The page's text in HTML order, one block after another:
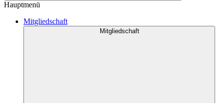
Hauptmenü
Mitgliedschaft
Mitgliedschaft